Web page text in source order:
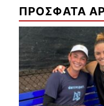
ΠΡΟΣΦΑΤΑ